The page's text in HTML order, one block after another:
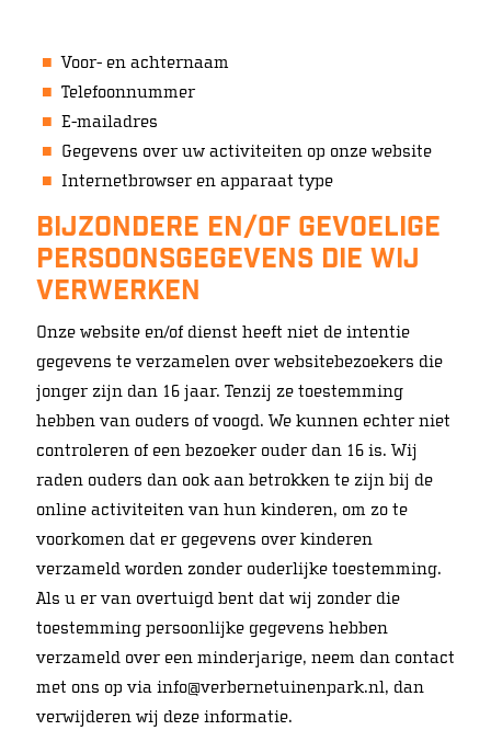
Voor- en achternaam
Telefoonnummer
E-mailadres
Gegevens over uw activiteiten op onze website
Internetbrowser en apparaat type
Bijzondere en/of gevoelige
persoonsgegevens die wij
verwerken
Onze website en/of dienst heeft niet de intentie
gegevens te verzamelen over websitebezoekers die
jonger zijn dan 16 jaar. Tenzij ze toestemming
hebben van ouders of voogd. We kunnen echter niet
controleren of een bezoeker ouder dan 16 is. Wij
raden ouders dan ook aan betrokken te zijn bij de
online activiteiten van hun kinderen, om zo te
voorkomen dat er gegevens over kinderen
verzameld worden zonder ouderlijke toestemming.
Als u er van overtuigd bent dat wij zonder die
toestemming persoonlijke gegevens hebben
verzameld over een minderjarige, neem dan contact
met ons op via info@verbernetuinenpark.nl, dan
verwijderen wij deze informatie.